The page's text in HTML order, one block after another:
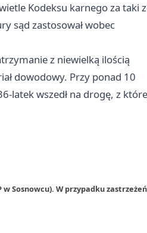
Kodeksu karnego za taki
sąd zastosował wobec
z niewielką ilością
dowodowy. Przy ponad 10
latek wszedł na drogę, z
Sosnowcu). W przypadku zastrzeżeń